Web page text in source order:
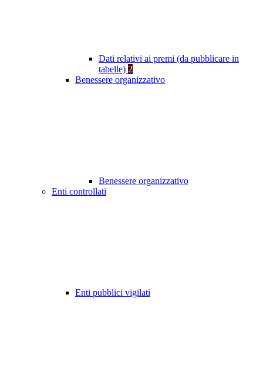
Dati relativi ai premi (da pubblicare in
tabelle) 2
Benessere organizzativo
Benessere organizzativo
Enti controllati
Enti pubblici vigilati